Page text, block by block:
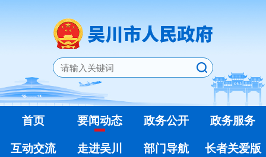
首页 要闻动态 政务公开
政务服务
互动交流
走进吴川 部门导航 长者关爱版